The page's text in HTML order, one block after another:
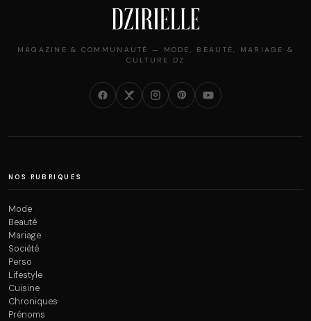
MAGAZINE & COMMUNAUTÉ — MODE, BEAUTÉ, MARIAGE &
CULTURE DZ
NOS RUBRIQUES
Mode
Beauté
Mariage
Société
Perso
Lifestyle
Cuisine
Chroniques
Prénoms